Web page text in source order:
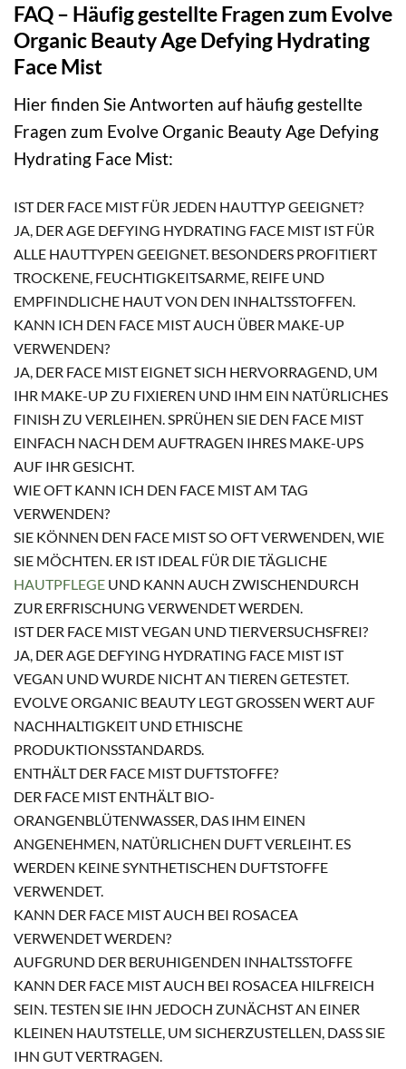
FAQ – Häufig gestellte Fragen zum Evolve
Organic Beauty Age Defying Hydrating
Face Mist
Hier finden Sie Antworten auf häufig gestellte
Fragen zum Evolve Organic Beauty Age Defying
Hydrating Face Mist:
IST DER FACE MIST FÜR JEDEN HAUTTYP GEEIGNET?
JA, DER AGE DEFYING HYDRATING FACE MIST IST FÜR
ALLE HAUTTYPEN GEEIGNET. BESONDERS PROFITIERT
TROCKENE, FEUCHTIGKEITSARME, REIFE UND
EMPFINDLICHE HAUT VON DEN INHALTSSTOFFEN.
KANN ICH DEN FACE MIST AUCH ÜBER MAKE-UP
VERWENDEN?
JA, DER FACE MIST EIGNET SICH HERVORRAGEND, UM
IHR MAKE-UP ZU FIXIEREN UND IHM EIN NATÜRLICHES
FINISH ZU VERLEIHEN. SPRÜHEN SIE DEN FACE MIST
EINFACH NACH DEM AUFTRAGEN IHRES MAKE-UPS
AUF IHR GESICHT.
WIE OFT KANN ICH DEN FACE MIST AM TAG
VERWENDEN?
SIE KÖNNEN DEN FACE MIST SO OFT VERWENDEN, WIE
SIE MÖCHTEN. ER IST IDEAL FÜR DIE TÄGLICHE
HAUTPFLEGE UND KANN AUCH ZWISCHENDURCH
ZUR ERFRISCHUNG VERWENDET WERDEN.
IST DER FACE MIST VEGAN UND TIERVERSUCHSFREI?
JA, DER AGE DEFYING HYDRATING FACE MIST IST
VEGAN UND WURDE NICHT AN TIEREN GETESTET.
EVOLVE ORGANIC BEAUTY LEGT GROSSEN WERT AUF N
ACHHALTIGKEIT UND ETHISCHE P
RODUKTIONSSTANDARDS.
ENTHÄLT DER FACE MIST DUFTSTOFFE?
DER FACE MIST ENTHÄLT BIO-
ORANGENBLÜTENWASSER, DAS IHM EINEN
ANGENEHMEN, NATÜRLICHEN DUFT VERLEIHT. ES
WERDEN KEINE SYNTHETISCHEN DUFTSTOFFE
VERWENDET.
KANN DER FACE MIST AUCH BEI ROSACEA
VERWENDET WERDEN?
AUFGRUND DER BERUHIGENDEN INHALTSSTOFFE
KANN DER FACE MIST AUCH BEI ROSACEA HILFREICH
SEIN. TESTEN SIE IHN JEDOCH ZUNÄCHST AN EINER
KLEINEN HAUTSTELLE, UM SICHERZUSTELLEN, DASS SIE
IHN GUT VERTRAGEN.